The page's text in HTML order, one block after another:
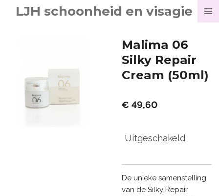
LJH schoonheid en visagie
Malima 06
Silky Repair
Cream (50ml)
€ 49,60
Uitgeschakeld
De unieke samenstelling
van de Silky Repair